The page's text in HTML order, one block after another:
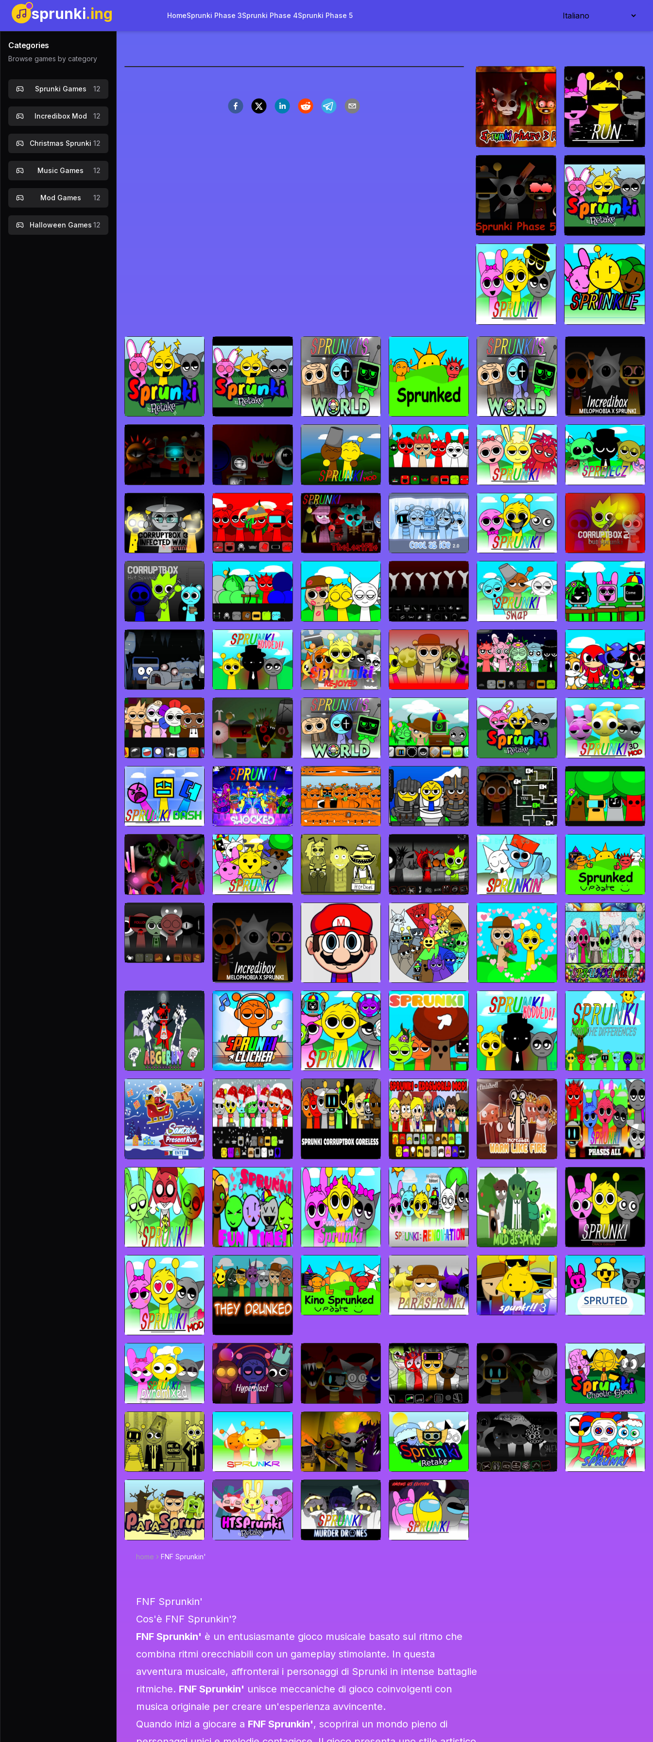
sprunki.ing HomeSprunki Phase 3Sprunki Phase 4Sprunki Phase 5
Categories
Browse games by category
Sprunki Games 12
Incredibox Mod 12
Christmas Sprunki 12
Music Games 12
Mod Games 12
Halloween Games 12
home FNF Sprunkin'
FNF Sprunkin'
Cos'è FNF Sprunkin'?
FNF Sprunkin' è un entusiasmante gioco musicale basato sul ritmo che
combina ritmi orecchiabili con un gameplay stimolante. In questa
avventura musicale, affronterai i personaggi di Sprunki in intense battaglie
ritmiche. FNF Sprunkin' unisce meccaniche di gioco coinvolgenti con
musica originale per creare un'esperienza avvincente.
Quando inizi a giocare a FNF Sprunkin', scoprirai un mondo pieno di